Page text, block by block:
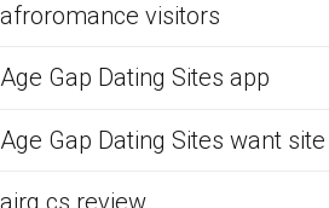
afroromance visitors
Age Gap Dating Sites app
Age Gap Dating Sites want
airg cs review